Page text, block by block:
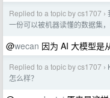
Replied to a topic by cs1707 ›
一份可以被机器读懂的数据集
@wecan 因为 AI 大模型是
Replied to a topic by cs1707 ›
怎么样？